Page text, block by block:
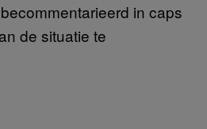
in caps
de situatie te